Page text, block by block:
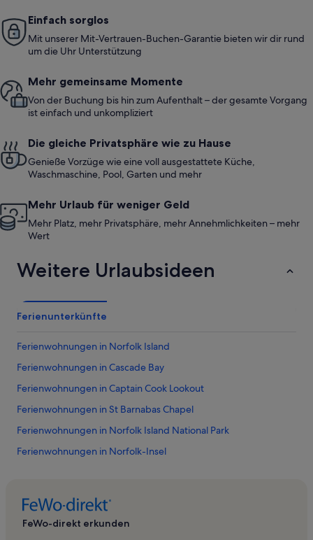
Einfach sorglos
Mit unserer Mit-Vertrauen-Buchen-Garantie bieten wir dir rund
um die Uhr Unterstützung
Mehr gemeinsame Momente
Von der Buchung bis hin zum Aufenthalt – der gesamte Vorgang
ist einfach und unkompliziert
Die gleiche Privatsphäre wie zu Hause
Genieße Vorzüge wie eine voll ausgestattete Küche,
Waschmaschine, Pool, Garten und mehr
Mehr Urlaub für weniger Geld
Mehr Platz, mehr Privatsphäre, mehr Annehmlichkeiten – mehr
Wert
Weitere Urlaubsideen
Ferienunterkünfte
Ferienwohnungen in Norfolk Island
Ferienwohnungen in Cascade Bay
Ferienwohnungen in Captain Cook Lookout
Ferienwohnungen in St Barnabas Chapel
Ferienwohnungen in Norfolk Island National Park
Ferienwohnungen in Norfolk-Insel
Ferienwohnungen in Point Ross Reserve
FeWo-direkt erkunden